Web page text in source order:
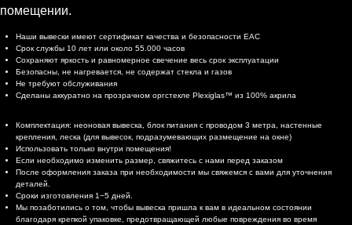
помещении.
Наши вывески имеют сертификат качества и безопасности EAC
Срок службы 10 лет или около 55.000 часов
Сохраняют яркость и равномерное свечение весь срок эксплуатации
Безопасны, не нагревается, не содержат стекла и газов
Не требуют обслуживания
Сделаны аккуратно на прозрачном оргстекле Plexiglas™ из 100% акрила
Комплектация: неоновая вывеска, блок питания с проводом 3 метра, настенные
крепления, леска (для вывесок, подразумевающих размещение на окне)
Использовать только внутри помещения!
Если необходимо изменить размер, свяжитесь с нами перед заказом
После оформления заказа при необходимости мы свяжемся с вами для уточнения
деталей.
Сроки изготовления 1−5 дней.
Мы позаботились о том, чтобы вывеска пришла к вам в идеальном состоянии
благодаря крепкой упаковке, предотвращающей любые повреждения во время